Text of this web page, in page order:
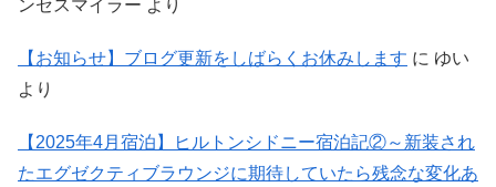
ンセスマイラー より
【お知らせ】ブログ更新をしばらくお休みします に ゆい
より
【2025年4月宿泊】ヒルトンシドニー宿泊記②～新装され
たエグゼクティブラウンジに期待していたら残念な変化あ